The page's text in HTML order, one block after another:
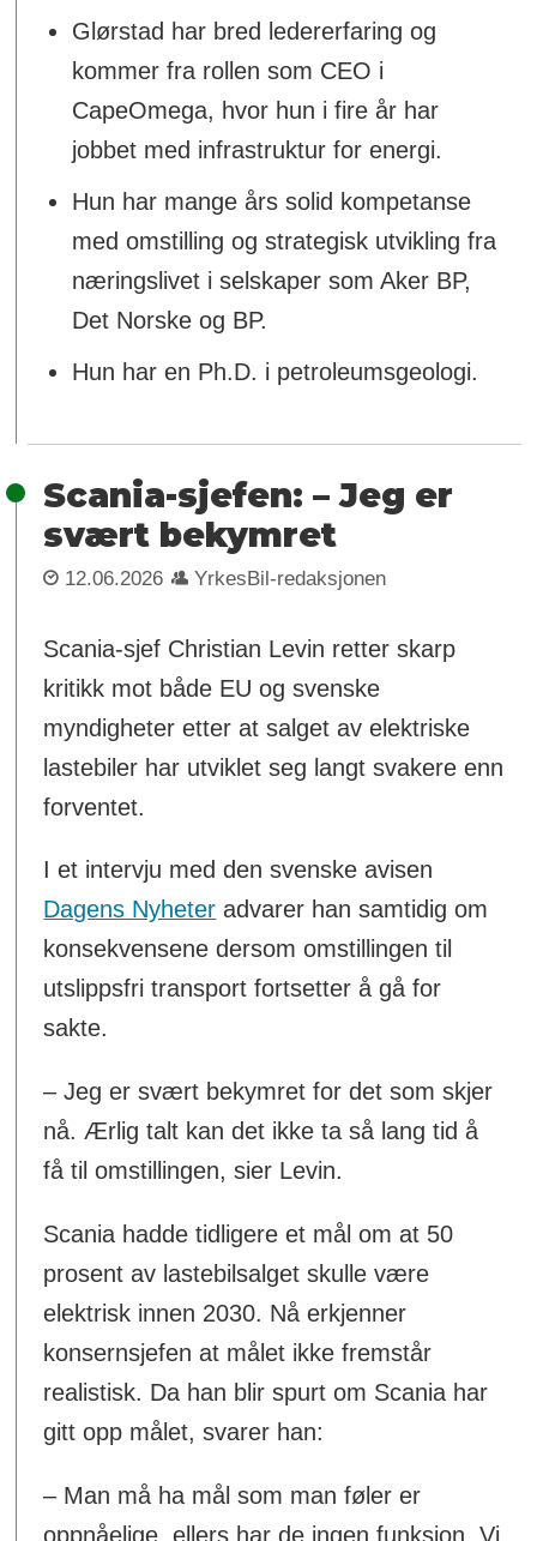
Glørstad har bred ledererfaring og
kommer fra rollen som CEO i
CapeOmega, hvor hun i fire år har
jobbet med infrastruktur for energi.
Hun har mange års solid kompetanse
med omstilling og strategisk utvikling fra
næringslivet i selskaper som Aker BP,
Det Norske og BP.
Hun har en Ph.D. i petroleumsgeologi.
Scania-sjefen: – Jeg er
svært bekymret
12.06.2026 YrkesBil-redaksjonen
Scania-sjef Christian Levin retter skarp
kritikk mot både EU og svenske
myndigheter etter at salget av elektriske
lastebiler har utviklet seg langt svakere enn
forventet.
I et intervju med den svenske avisen
Dagens Nyheter advarer han samtidig om
konsekvensene dersom omstillingen til
utslippsfri transport fortsetter å gå for
sakte.
– Jeg er svært bekymret for det som skjer
nå. Ærlig talt kan det ikke ta så lang tid å
få til omstillingen, sier Levin.
Scania hadde tidligere et mål om at 50
prosent av lastebilsalget skulle være
elektrisk innen 2030. Nå erkjenner
konsernsjefen at målet ikke fremstår
realistisk. Da han blir spurt om Scania har
gitt opp målet, svarer han:
– Man må ha mål som man føler er
oppnåelige, ellers har de ingen funksjon. Vi